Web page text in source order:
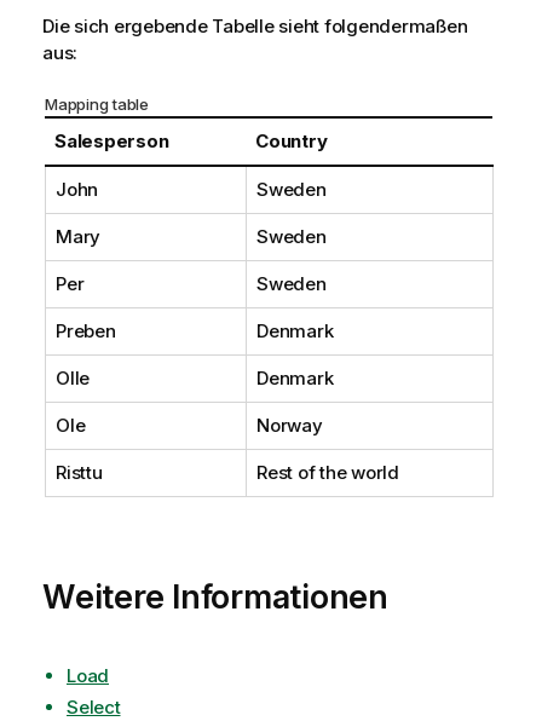
Die sich ergebende Tabelle sieht folgendermaßen
aus:
Mapping table
Salesperson Country
John Sweden
Mary Sweden
Per Sweden
Preben Denmark
Olle Denmark
Ole Norway
Risttu Rest of the world
Weitere Informationen
Load
Select